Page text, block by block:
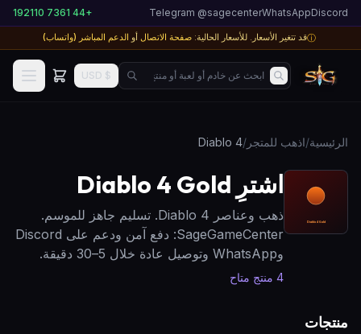
Discord
WhatsApp
Telegram @sagecenter
+44 7361 192110
ⓘقد تتغير الأسعار. للأسعار الحالية: صفحة الاتصال أو الدعم المباشر (واتساب)
ابحث عن خادم أو لعبة أو منتج... $ USD
الرئيسية/اذهب للمتجر /
Diablo 4
اشترِ Diablo 4 Gold
ذهب وعناصر Diablo 4. تسليم جاهز للموسم.
SageGameCenter: دفع آمن ودعم على Discord
وWhatsApp وتوصيل عادة خلال 5–30 دقيقة.
4 منتج متاح
منتجات